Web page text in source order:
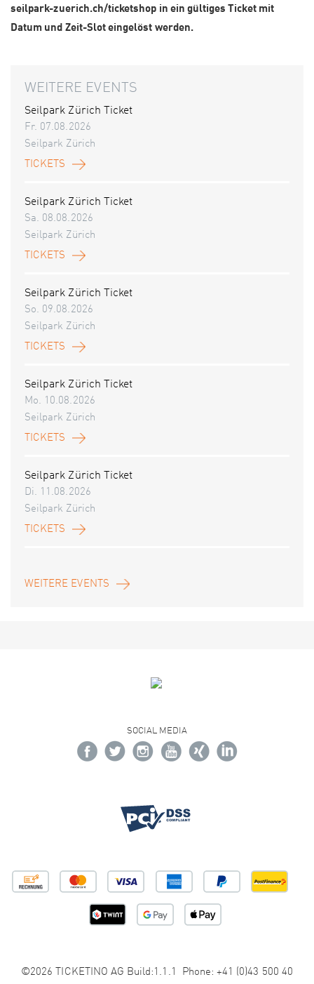
seilpark-zuerich.ch/ticketshop in ein gültiges Ticket mit
Datum und Zeit-Slot eingelöst werden.
WEITERE EVENTS
Seilpark Zürich Ticket
Fr. 07.08.2026
Seilpark Zürich
TICKETS
Seilpark Zürich Ticket
Sa. 08.08.2026
Seilpark Zürich
TICKETS
Seilpark Zürich Ticket
So. 09.08.2026
Seilpark Zürich
TICKETS
Seilpark Zürich Ticket
Mo. 10.08.2026
Seilpark Zürich
TICKETS
Seilpark Zürich Ticket
Di. 11.08.2026
Seilpark Zürich
TICKETS
WEITERE EVENTS
SOCIAL MEDIA
©2026 TICKETINO AG Build:1.1.1 Phone: +41 (0)43 500 40